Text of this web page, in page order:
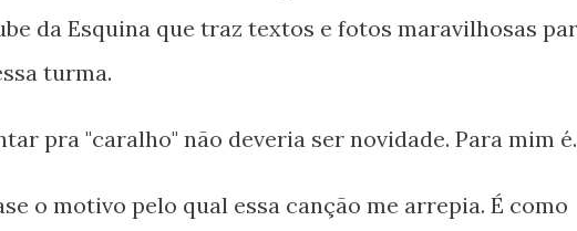
da Esquina que traz textos e fotos maravilhosas
turma.
pra "caralho" não deveria ser novidade. Para mim é.
o motivo pelo qual essa canção me arrepia. É como